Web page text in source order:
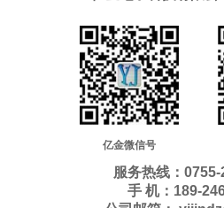
QuartzCom晶
振
WI2WI晶振
富士晶
韩国三呢晶振
ITTI晶
Lihom晶振
SHINSUNG
晶振
SMI晶
C-TECH晶振
NIC晶振
QVS晶振
亿金微信号
服务热线：
手 机：189-